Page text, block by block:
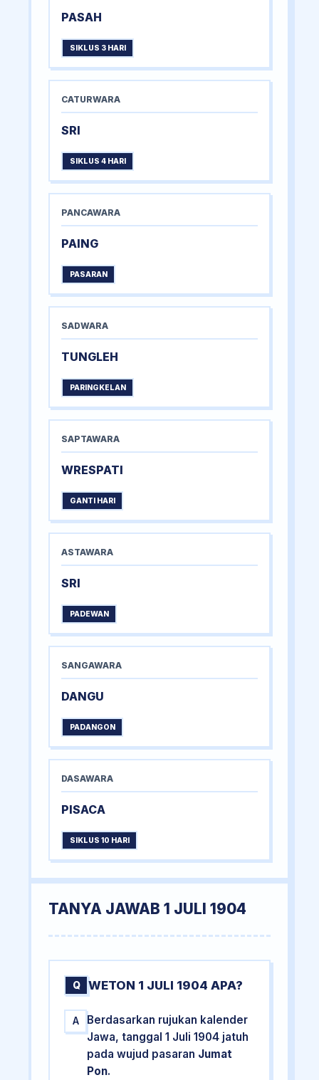
PASAH
SIKLUS 3 HARI
CATURWARA
SRI
SIKLUS 4 HARI
PANCAWARA
PAING
PASARAN
SADWARA
TUNGLEH
PARINGKELAN
SAPTAWARA
WRESPATI
GANTI HARI
ASTAWARA
SRI
PADEWAN
SANGAWARA
DANGU
PADANGON
DASAWARA
PISACA
SIKLUS 10 HARI
TANYA JAWAB 1 JULI 1904
Q WETON 1 JULI 1904 APA?
A
Berdasarkan rujukan kalender
Jawa, tanggal 1 Juli 1904 jatuh
pada wujud pasaran Jumat
Pon.